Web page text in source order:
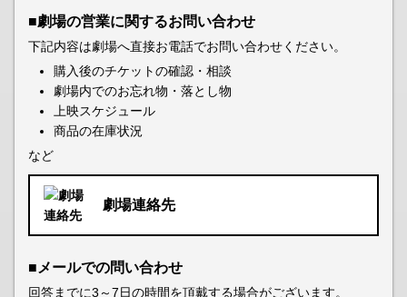
■劇場の営業に関するお問い合わせ
下記内容は劇場へ直接お電話でお問い合わせください。
購入後のチケットの確認・相談
劇場内でのお忘れ物・落とし物
上映スケジュール
商品の在庫状況
など
劇場連絡先
■メールでの問い合わせ
回答までに3～7日の時間を頂戴する場合がございます。